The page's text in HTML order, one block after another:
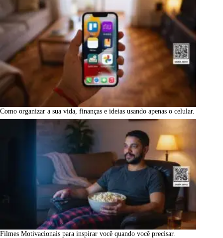
Como organizar a sua vida, finanças e ideias usando apenas o celular.
Filmes Motivacionais para inspirar você quando você precisar.